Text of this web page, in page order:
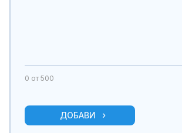
0 от 500
ДОБАВИ